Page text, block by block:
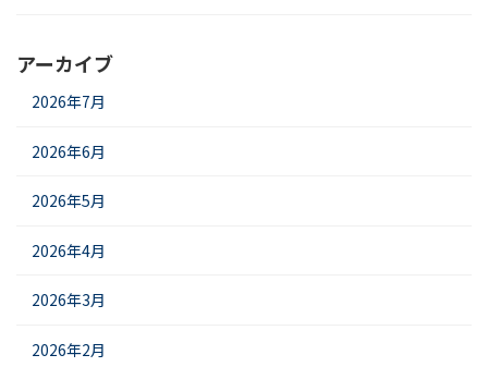
アーカイブ
2026年7月
2026年6月
2026年5月
2026年4月
2026年3月
2026年2月